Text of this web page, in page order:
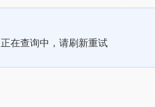
正在查询中，请刷新重试